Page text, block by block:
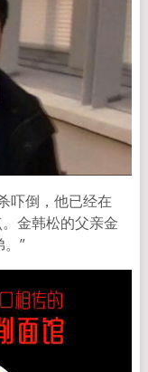
吓倒，他已经在
金韩松的父亲金
”